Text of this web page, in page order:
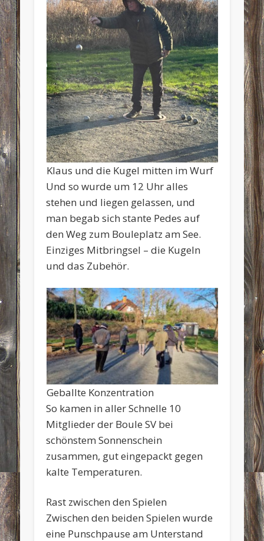
Klaus und die Kugel mitten im Wurf
Und so wurde um 12 Uhr alles
stehen und liegen gelassen, und
man begab sich stante Pedes auf
den Weg zum Bouleplatz am See.
Einziges Mitbringsel – die Kugeln
und das Zubehör.
Geballte Konzentration
So kamen in aller Schnelle 10
Mitglieder der Boule SV bei
schönstem Sonnenschein
zusammen, gut eingepackt gegen
kalte Temperaturen.
Rast zwischen den Spielen
Zwischen den beiden Spielen wurde
eine Punschpause am Unterstand